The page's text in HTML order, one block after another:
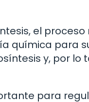
el
química para
y, por lo
para